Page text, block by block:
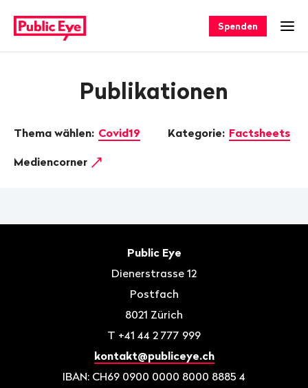
auf
publiceye.ch
Spenden
Publikationen
Thema wählen: Covid19 Kategorie: Factsheets
Mediencorner
Public Eye
Dienerstrasse 12
Postfach
8021 Zürich
T +41 44 2 777 999
kontakt@publiceye.ch
IBAN: CH69 0900 0000 8000 8885 4